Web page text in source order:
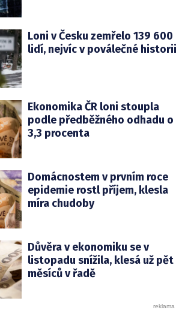
Loni v Česku zemřelo 139 600
lidí, nejvíc v poválečné historii
Ekonomika ČR loni stoupla
podle předběžného odhadu o
3,3 procenta
Domácnostem v prvním roce
epidemie rostl příjem, klesla
míra chudoby
Důvěra v ekonomiku se v
listopadu snížila, klesá už pět
měsíců v řadě